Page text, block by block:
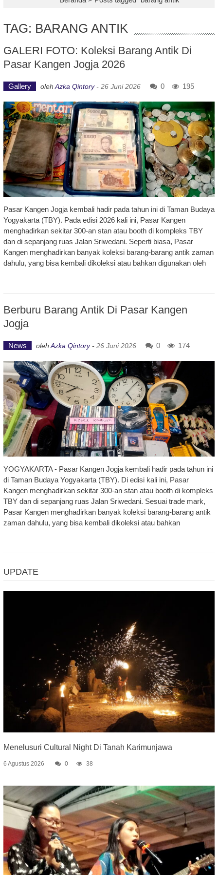
TAG: BARANG ANTIK
GALERI FOTO: Koleksi Barang Antik Di
Pasar Kangen Jogja 2026
Gallery oleh Azka Qintory- 26 Juni 2026 0 195
Pasar Kangen Jogja kembali hadir pada tahun ini di Taman Budaya
Yogyakarta (TBY). Pada edisi 2026 kali ini, Pasar Kangen
menghadirkan sekitar 300-an stan atau booth di kompleks TBY
dan di sepanjang ruas Jalan Sriwedani. Seperti biasa, Pasar
Kangen menghadirkan banyak koleksi barang-barang antik zaman
dahulu, yang bisa kembali dikoleksi atau bahkan digunakan oleh
Berburu Barang Antik Di Pasar Kangen
Jogja
News olehAzka Qintory- 26 Juni 2026 0 174
YOGYAKARTA - Pasar Kangen Jogja kembali hadir pada tahun ini
di Taman Budaya Yogyakarta (TBY). Di edisi kali ini, Pasar
Kangen menghadirkan sekitar 300-an stan atau booth di kompleks
TBY dan di sepanjang ruas Jalan Sriwedani. Sesuai trade mark,
Pasar Kangen menghadirkan banyak koleksi barang-barang antik
zaman dahulu, yang bisa kembali dikoleksi atau bahkan
UPDATE
Menelusuri Cultural Night Di Tanah Karimunjawa
6 Agustus 2026 0 38